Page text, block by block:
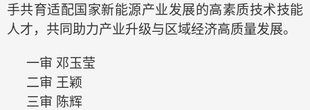
手共育适配国家新能源产业发展的高素质技术技能
人才，共同助力产业升级与区域经济高质量发展。
一审 邓玉莹
二审 王颖
三审 陈辉